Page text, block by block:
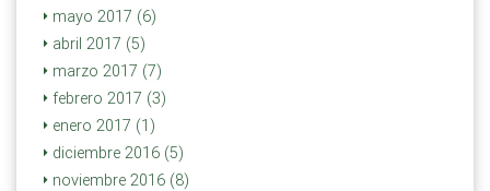
mayo 2017 (6)
abril 2017 (5)
marzo 2017 (7)
febrero 2017 (3)
enero 2017 (1)
diciembre 2016 (5)
noviembre 2016 (8)